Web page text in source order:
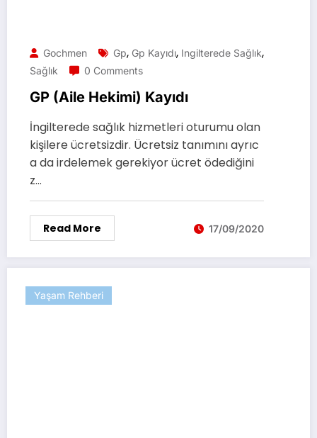
Gochmen Gp, Gp Kayıdı, Ingilterede Sağlık,
Sağlık 0 Comments
GP (Aile Hekimi) Kayıdı
İngilterede sağlık hizmetleri oturumu olan
kişilere ücretsizdir. Ücretsiz tanımını ayrıc
a da irdelemek gerekiyor ücret ödediğini
z…
Read More 17/09/2020
Yaşam Rehberi